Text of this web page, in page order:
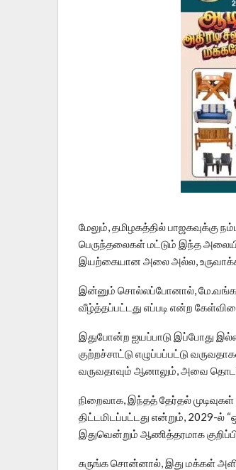
மேலும், தமிழகத்தில் பாஜகவுக்கு
பெருந்தலைகள் மட்டும் இந்த
இயற்கையான அலை அல்ல,
இன்னும் சொல்லப்போனால்,
வீழ்த்தப்பட்டது எப்படி என்ற
இதுபோன்ற ஐயப்பாடு இப்போது
குற்றச்சாட்டு எழுப்பப்பட்டு
வருவதாவும் ஆனாலும், அவை
நிறைவாக, இந்தத் தேர்தல்
திட்டமிடப்பட்டது என்றும், 2029-
இதுவென்றும் ஆணித்தரமாக
சுருங்க சொன்னால், இது மக்கள்